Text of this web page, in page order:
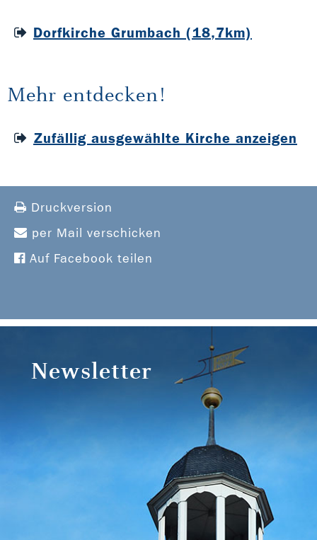
Dorfkirche Grumbach (18,7km)
Mehr entdecken!
Zufällig ausgewählte Kirche anzeigen
Druckversion
per Mail verschicken
Auf Facebook teilen
Newsletter